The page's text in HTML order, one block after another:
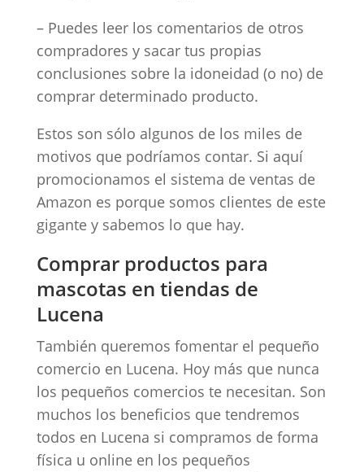
– Puedes leer los comentarios de otros
compradores y sacar tus propias
conclusiones sobre la idoneidad (o no) de
comprar determinado producto.
Estos son sólo algunos de los miles de
motivos que podríamos contar. Si aquí
promocionamos el sistema de ventas de
Amazon es porque somos clientes de este
gigante y sabemos lo que hay.
Comprar productos para
mascotas en tiendas de
Lucena
También queremos fomentar el pequeño
comercio en Lucena. Hoy más que nunca
los pequeños comercios te necesitan. Son
muchos los beneficios que tendremos
todos en Lucena si compramos de forma
física u online en los pequeños